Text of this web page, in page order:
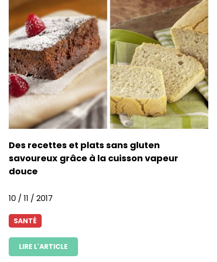
Des recettes et plats sans gluten
savoureux grâce à la cuisson vapeur
douce
10 / 11 / 2017
SANTÉ
LIRE L'ARTICLE